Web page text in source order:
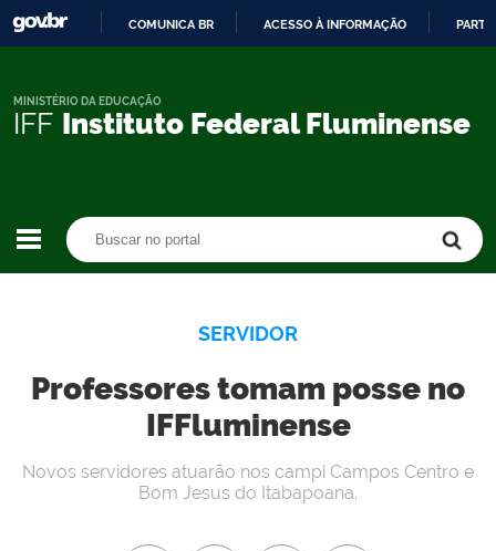
CONTEÚDO
COMUNICA BR ACESSO À INFORMAÇÃO
IFF Instituto Federal Fluminense
MINISTÉRIO DA EDUCAÇÃO
SERVIDOR
Professores tomam posse no
IFFluminense
Novos servidores atuarão nos campi Campos Centro e
Bom Jesus do Itabapoana.